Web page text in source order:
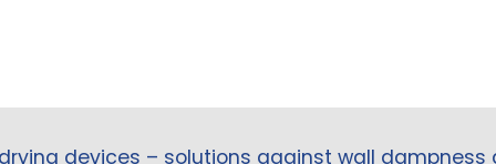
drying devices – solutions against wall